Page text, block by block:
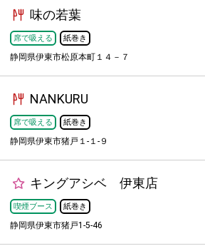
味の若葉
席で吸える 紙巻き
静岡県伊東市松原本町１４－７
NANKURU
席で吸える 紙巻き
静岡県伊東市猪戸１-１-９
キングアシベ 伊東店
喫煙ブース 紙巻き
静岡県伊東市猪戸1-5-46